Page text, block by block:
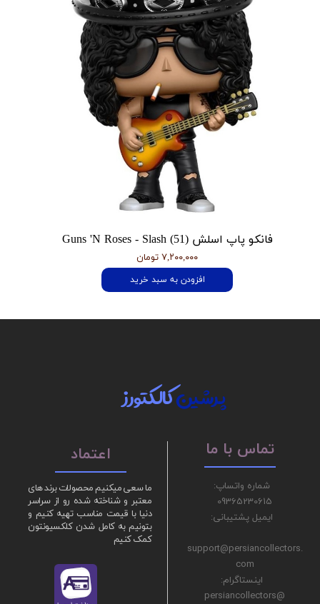
فانکو پاپ اسلش Guns 'N Roses - Slash (51)
۷,۲۰۰,۰۰۰ تومان
افزودن به سبد خرید
ما سعی میکنیم محصولات برند های
معتبر و شناخته شده رو از سراسر
دنیا با قیمت مناسب تهیه کنیم و
بتونیم به کامل شدن کلکسیونتون
کمک کنیم
پرشینکالکتورز
شماره واتساپ:
09365230615
ایمیل پشتیبانی:
support@persiancollectors.
com
اینستاگرام:
@persiancollectors
تماس با ما اعتماد